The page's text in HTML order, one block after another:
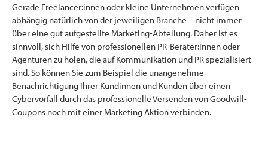
Gerade Freelancer:innen oder kleine Unternehmen verfügen –
abhängig natürlich von der jeweiligen Branche – nicht immer
über eine gut aufgestellte Marketing-Abteilung. Daher ist es
sinnvoll, sich Hilfe von professionellen PR-Berater:innen oder
Agenturen zu holen, die auf Kommunikation und PR spezialisiert
sind. So können Sie zum Beispiel die unangenehme
Benachrichtigung Ihrer Kundinnen und Kunden über einen
Cybervorfall durch das professionelle Versenden von Goodwill-
Coupons noch mit einer Marketing Aktion verbinden.